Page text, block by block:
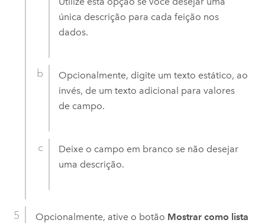
única descrição para cada feição nos
dados.
Opcionalmente, digite um texto estático, ao
invés, de um texto adicional para valores
de campo.
Deixe o campo em branco se não desejar
uma descrição.
Opcionalmente, ative o botão Mostrar como lista